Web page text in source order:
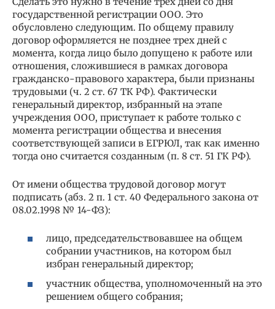
государственной регистрации ООО. Это
обусловлено следующим. По общему правилу
договор оформляется не позднее трех дней с
момента, когда лицо было допущено к работе или
отношения, сложившиеся в рамках договора
гражданско-правового характера, были признаны
трудовыми (ч. 2 ст. 67 ТК РФ). Фактически
генеральный директор, избранный на этапе
учреждения ООО, приступает к работе только с
момента регистрации общества и внесения
соответствующей записи в ЕГРЮЛ, так как именно
тогда оно считается созданным (п. 8 ст. 51 ГК РФ).
От имени общества трудовой договор могут
подписать (абз. 2 п. 1 ст. 40 Федерального закона от
08.02.1998 № 14-ФЗ):
лицо, председательствовавшее на общем
собрании участников, на котором был
избран генеральный директор;
участник общества, уполномоченный на это
решением общего собрания;